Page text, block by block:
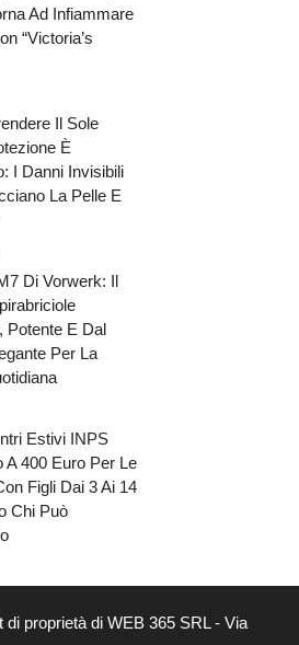
Ad Infiammare
“Victoria’s
Il Sole
È
I Danni Invisibili
La Pelle E
Di Vorwerk: Il
Potente E Dal
Per La
Estivi INPS
A 400 Euro Per Le
Figli Dai 3 Ai 14
Chi Può
di proprietà di WEB 365 SRL - Via